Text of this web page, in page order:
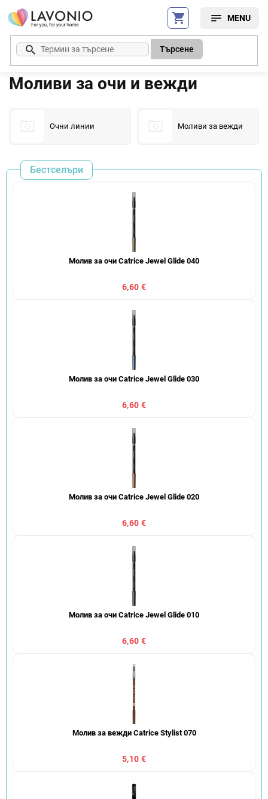
Преминаване
към
съдържанието
Търсене
Моливи за очи и вежди
Очни линии Моливи за вежди
Бестселъри
Молив за очи Catrice Jewel Glide 040
6,60 €
Молив за очи Catrice Jewel Glide 030
6,60 €
Молив за очи Catrice Jewel Glide 020
6,60 €
Молив за очи Catrice Jewel Glide 010
6,60 €
Молив за вежди Catrice Stylist 070
5,10 €